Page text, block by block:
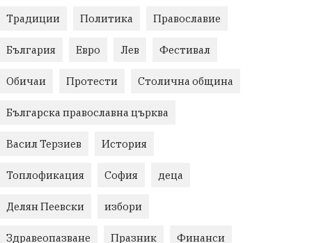
Традиции Политика Православие
България Евро Лев Фестивал
Обичаи Протести Столична община
Българска православна църква
Васил Терзиев История
Топлофикация София деца
Делян Пеевски избори
Здравеопазване Празник Финанси